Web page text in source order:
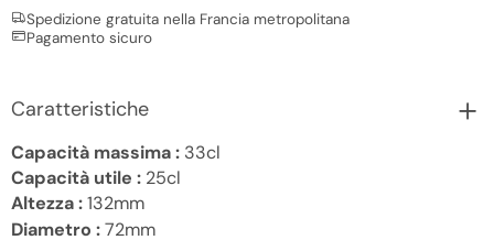
Spedizione gratuita nella Francia metropolitana
Pagamento sicuro
Caratteristiche
Capacità massima : 33cl
Capacità utile : 25cl
Altezza :132mm
Diametro :72mm